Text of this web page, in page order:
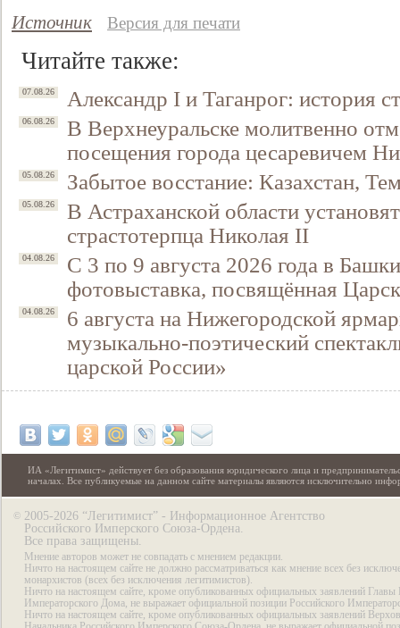
Источник Версия для печати
Читайте также:
07.08.26 Александр I и Таганрог: история
06.08.26
В Верхнеуральске молитвенно
посещения города цесаревичем
05.08.26 Забытое восстание: Казахстан,
05.08.26
В Астраханской области
страстотерпца Николая II
04.08.26
С 3 по 9 августа 2026 года в
фотовыставка, посвящённая
04.08.26
6 августа на Нижегородской
музыкально-поэтический
царской России»
ИА «Легитимист» действует без образования юридического лица и
началах. Все публикуемые на данном сайте материалы являются исключительно
© 2005-2026 “Легитимист” - Информационное Агентство
Российского Имперского Союза-Ордена.
Все права защищены.
Мнение авторов может не совпадать с мнением редакции.
Ничто на настоящем сайте не должно рассматриваться как мнение всех без
монархистов (всех без исключения легитимистов).
Ничто на настоящем сайте, кроме опубликованных официальных заявлений Главы
Императорского Дома, не выражает официальной позиции Российского
Ничто на настоящем сайте, кроме опубликованных официальных заявлений